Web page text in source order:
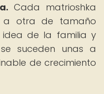
Cada matrioshka
a otra de tamaño
idea de la familia y
suceden unas a
de crecimiento